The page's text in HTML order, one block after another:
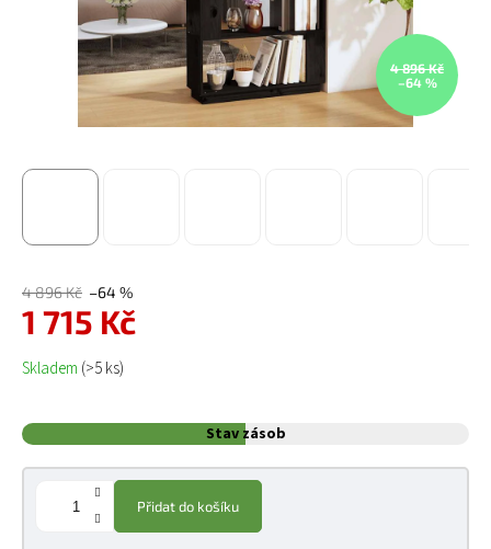
4 896 Kč
–64 %
4 896 Kč –64 %
1 715 Kč
Měrná cena:
Skladem (>5 ks)
Stav zásob
Přidat do košíku